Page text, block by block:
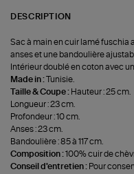
DESCRIPTION
Sac à main en cuir lamé fuschia
anses et une bandoulière
Intérieur doublé en coton avec
Made in :Tunisie.
Taille & Coupe : Hauteur : 25 cm.
Longueur : 23 cm.
Profondeur : 10 cm.
Anses : 23 cm.
Bandoulière : 85 à 117 cm.
Composition :100% cuir de
Conseil d'entretien : Pour